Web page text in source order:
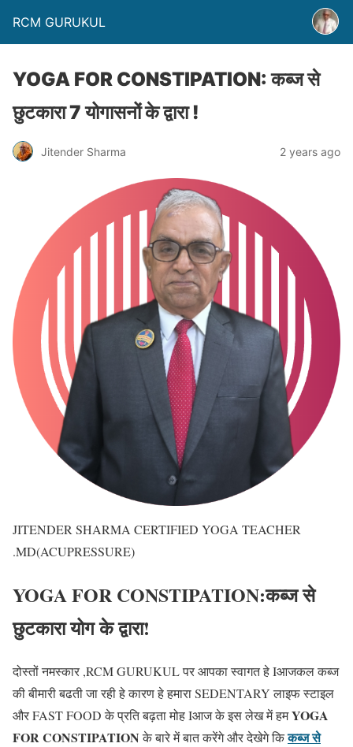
RCM GURUKUL
YOGA FOR CONSTIPATION: कब्ज से
छुटकारा 7 योगासनों के द्वारा !
Jitender Sharma 2 years ago
JITENDER SHARMA CERTIFIED YOGA TEACHER
.MD(ACUPRESSURE)
YOGA FOR CONSTIPATION:कब्ज से
छुटकारा योग के द्वारा!
दोस्तों नमस्कार ,RCM GURUKUL पर आपका स्वागत हे Iआजकल कब्ज
की बीमारी बढती जा रही हे कारण हे हमारा SEDENTARY लाइफ स्टाइल
और FAST FOOD के प्रति बढ़ता मोह Iआज के इस लेख में हमYOGA
FOR CONSTIPATIONके बारे में बात करेंगे और देखेगे किकब्ज से